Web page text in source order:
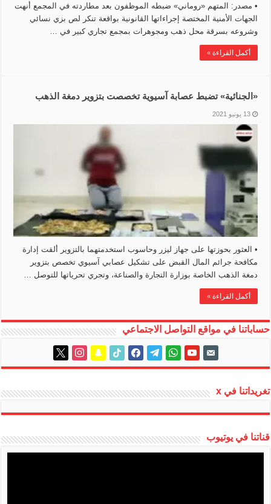
• مصدر: المتهم «روماني» ضبطه الموظفون بعد مطاردته في المجمع أنهت
الجهات الأمنية المختصة إجراءاتها القانونية بواقعة تنكر لص بزي نسائي
وشروعه بسرقة محل ذهب ومجوهرات بمجمع تجاري كبير في …
أكمل القراءة »
«الجنائية» تضبط عصابة آسيوية تخصصت بتزوير دمغة الذهب
13 يونيو 2021
• العثور بحوزتها على جهاز ليزر وحاسوب استخدمتهما بالتزوير ألقت إدارة
مكافحة جرائم المال القبض على تشكيل عصابي آسيوي تخصص بتزوير
دمغة الذهب الخاصة بوزارة التجارة والصناعة، وتجري تحرياتها للتوصل …
أكمل القراءة »
حساباتنا في مواقع التواصل الاجتماعي
email-
alt
youtube
whatsapp
telegram
facebook
tiktok
snapchat
instagram
x
تغريداتنا في x
قناتنا في يوتيوب